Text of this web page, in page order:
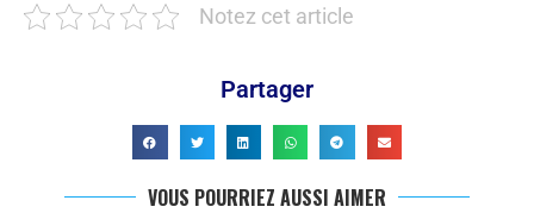
Notez cet article
Partager
VOUS POURRIEZ AUSSI AIMER